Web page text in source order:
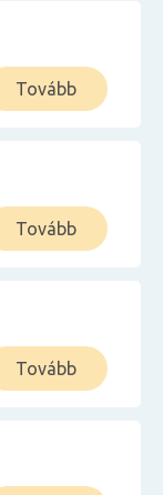
Tovább
Tovább
Tovább